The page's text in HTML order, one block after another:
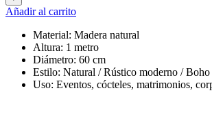
Añadir al carrito
Material: Madera natural
Altura: 1 metro
Diámetro: 60 cm
Estilo: Natural / Rústico moderno / Boho
Uso: Eventos, cócteles, matrimonios,